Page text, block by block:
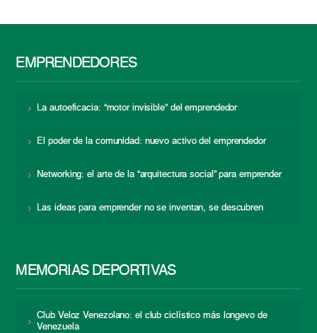
EMPRENDEDORES
La autoeficacia: “motor invisible” del emprendedor
El poder de la comunidad: nuevo activo del emprendedor
Networking: el arte de la “arquitectura social” para emprender
Las ideas para emprender no se inventan, se descubren
MEMORIAS DEPORTIVAS
Club Veloz Venezolano: el club ciclístico más longevo de
Venezuela